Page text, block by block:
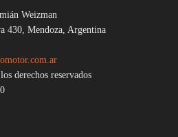
Weizman
430, Mendoza, Argentina
derechos reservados